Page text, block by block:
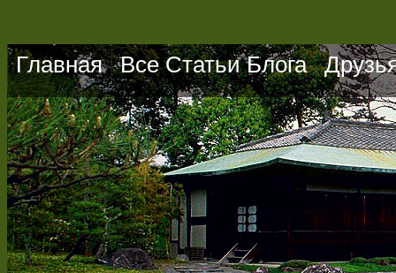
Главная Все Статьи Блога